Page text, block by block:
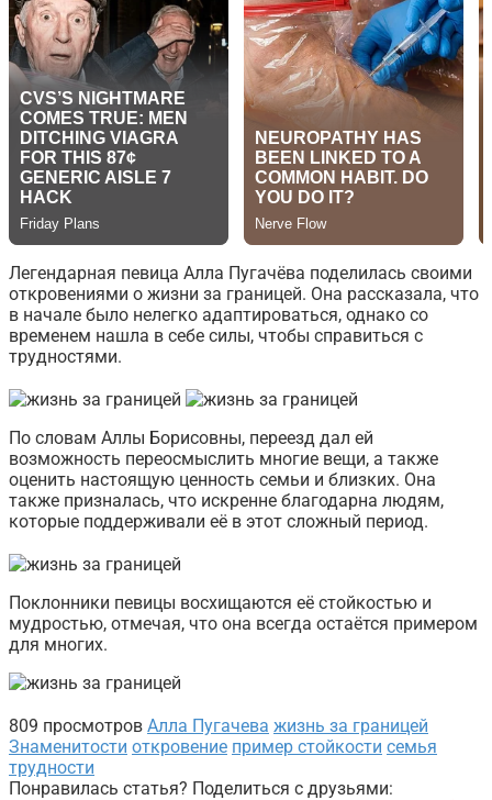
Легендарная певица Алла Пугачёва поделилась своими
откровениями о жизни за границей. Она рассказала, что
в начале было нелегко адаптироваться, однако со
временем нашла в себе силы, чтобы справиться с
трудностями.
По словам Аллы Борисовны, переезд дал ей
возможность переосмыслить многие вещи, а также
оценить настоящую ценность семьи и близких. Она
также призналась, что искренне благодарна людям,
которые поддерживали её в этот сложный период.
Поклонники певицы восхищаются её стойкостью и
мудростью, отмечая, что она всегда остаётся примером
для многих.
809 просмотров Алла Пугачева жизнь за границей
Знаменитости откровение пример стойкости семья
трудности
Понравилась статья? Поделиться с друзьями: